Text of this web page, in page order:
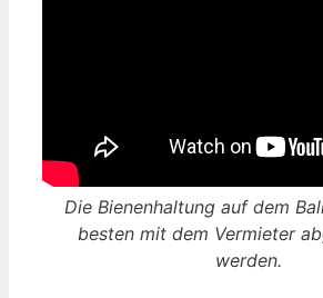
Die Bienenhaltung auf dem
besten mit dem Vermieter
werden.